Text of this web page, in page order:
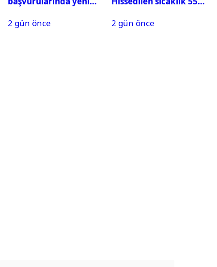
2 gün önce
2 gün önce